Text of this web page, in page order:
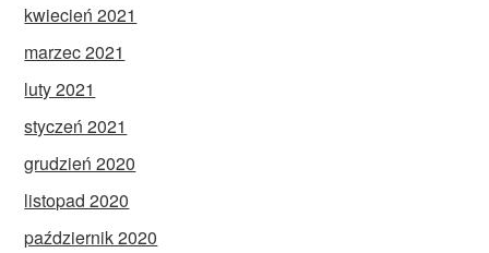
kwiecień 2021
marzec 2021
luty 2021
styczeń 2021
grudzień 2020
listopad 2020
październik 2020